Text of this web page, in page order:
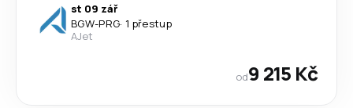
st 09 zář
BGW-PRG· 1 přestup
AJet
od9 215 Kč